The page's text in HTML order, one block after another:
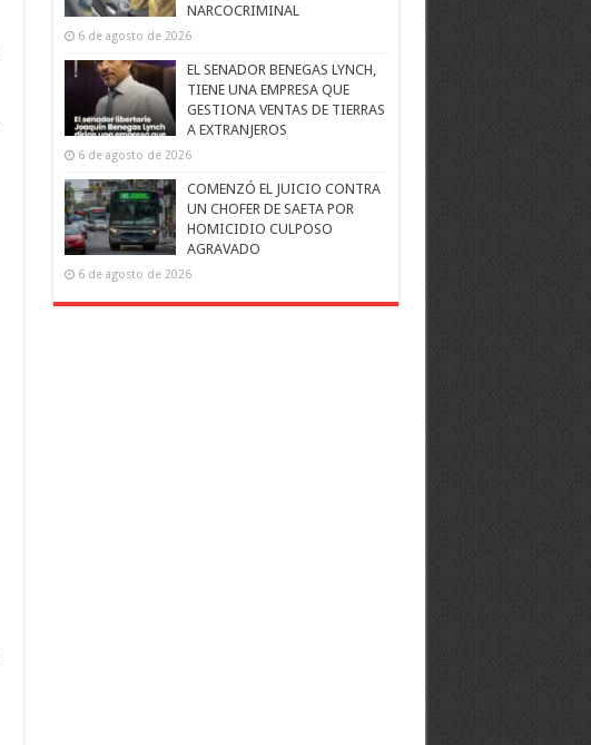
NARCOCRIMINAL
6 de agosto de 2026
EL SENADOR BENEGAS LYNCH,
TIENE UNA EMPRESA QUE
GESTIONA VENTAS DE TIERRAS
A EXTRANJEROS
6 de agosto de 2026
COMENZÓ EL JUICIO CONTRA
UN CHOFER DE SAETA POR
HOMICIDIO CULPOSO
AGRAVADO
6 de agosto de 2026